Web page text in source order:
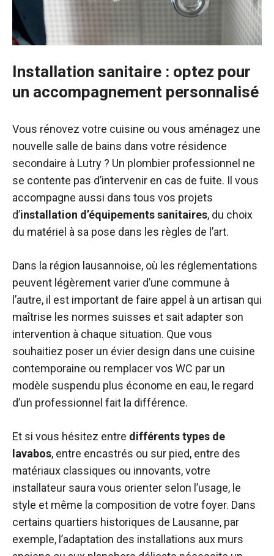
Installation sanitaire : optez pour
un accompagnement personnalisé
Vous rénovez votre cuisine ou vous aménagez une
nouvelle salle de bains dans votre résidence
secondaire à Lutry ? Un plombier professionnel ne
se contente pas d’intervenir en cas de fuite. Il vous
accompagne aussi dans tous vos projets
d’installation d’équipements sanitaires, du choix
du matériel à sa pose dans les règles de l’art.
Dans la région lausannoise, où les réglementations
peuvent légèrement varier d’une commune à
l’autre, il est important de faire appel à un artisan qui
maîtrise les normes suisses et sait adapter son
intervention à chaque situation. Que vous
souhaitiez poser un évier design dans une cuisine
contemporaine ou remplacer vos WC par un
modèle suspendu plus économe en eau, le regard
d’un professionnel fait la différence.
Et si vous hésitez entre différents types de
lavabos, entre encastrés ou sur pied, entre des
matériaux classiques ou innovants, votre
installateur saura vous orienter selon l’usage, le
style et même la composition de votre foyer. Dans
certains quartiers historiques de Lausanne, par
exemple, l’adaptation des installations aux murs